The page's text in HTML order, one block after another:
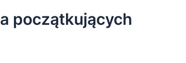
początkujących